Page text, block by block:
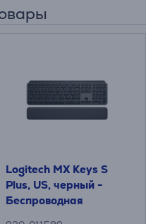
Logitech MX Keys S
Plus, US, черный -
Беспроводная